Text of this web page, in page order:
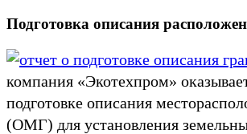
Подготовка описания
компания «Экотехпром»
подготовке описания
(ОМГ) для установления